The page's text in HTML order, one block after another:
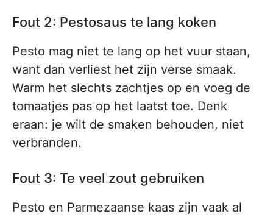
Fout 2: Pestosaus te lang koken
Pesto mag niet te lang op het vuur staan,
want dan verliest het zijn verse smaak.
Warm het slechts zachtjes op en voeg de
tomaatjes pas op het laatst toe. Denk
eraan: je wilt de smaken behouden, niet
verbranden.
Fout 3: Te veel zout gebruiken
Pesto en Parmezaanse kaas zijn vaak al